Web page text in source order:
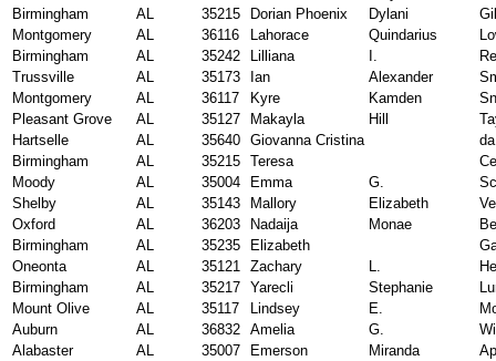
Birmingham
AL 35215 Dorian Phoenix Dylani
Montgomery
AL 36116 Lahorace Quindarius
Birmingham
AL 35242 Lilliana I.
Trussville
AL 35173 Ian Alexander
Montgomery
AL 36117 Kyre Kamden
Pleasant Grove
AL 35127 Makayla Hill
Hartselle
AL 35640 Giovanna Cristina
Birmingham
AL 35215 Teresa
Moody
AL 35004 Emma G.
Shelby
AL 35143 Mallory Elizabeth
Oxford
AL 36203 Nadaija Monae
Birmingham
AL 35235 Elizabeth
Oneonta
AL 35121 Zachary L.
Birmingham
AL 35217 Yarecli Stephanie
Mount Olive
AL 35117 Lindsey E.
Auburn
AL 36832 Amelia G.
Alabaster
AL 35007 Emerson Miranda